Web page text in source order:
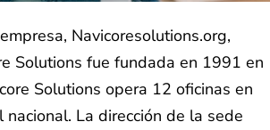
Navicoresolutions.org,
Solutions fue fundada en 1991 en
Solutions opera 12 oficinas en
La dirección de la sede